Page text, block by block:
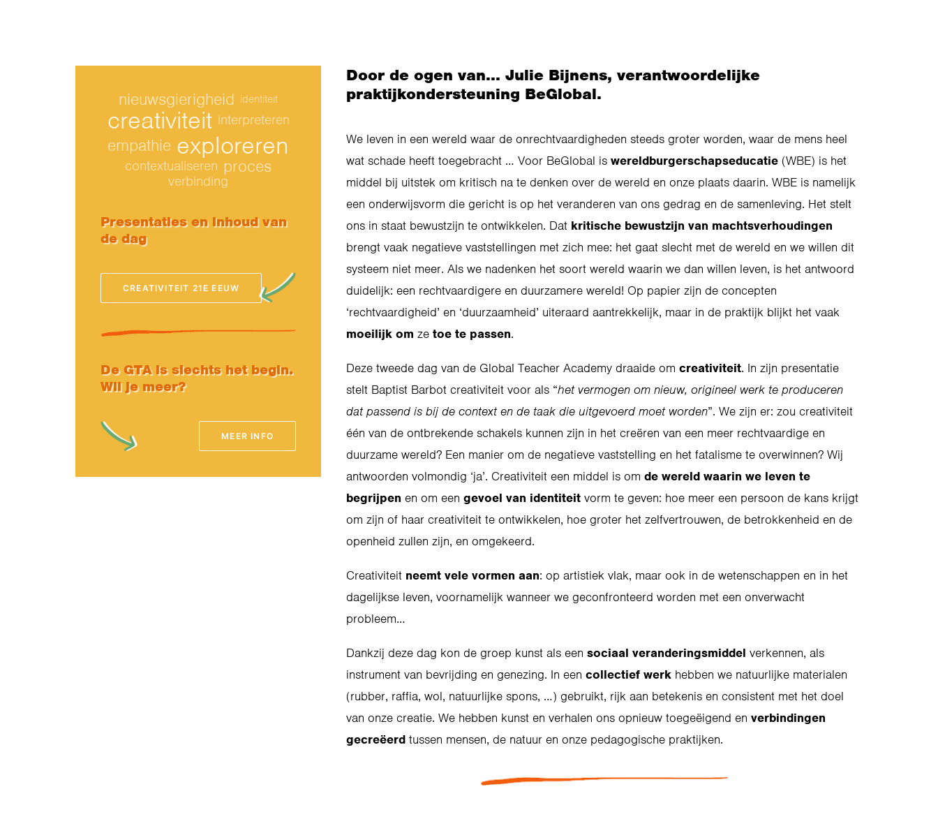
nieuwsgierigheid identiteit
creativiteit interpreteren
empathie exploreren
contextualiseren proces
verbinding
Presentaties en inhoud van
de dag
CREATIVITEIT 21E EEUW
De GTA is slechts het begin.
Wil je meer?
MEER INFO
Door de ogen van... Julie Bijnens, verantwoordelijke
praktijkondersteuning BeGlobal.
We leven in een wereld waar de onrechtvaardigheden steeds groter worden, waar de mens heel
wat schade heeft toegebracht … Voor BeGlobal is wereldburgerschapseducatie (WBE) is het
middel bij uitstek om kritisch na te denken over de wereld en onze plaats daarin. WBE is namelijk
een onderwijsvorm die gericht is op het veranderen van ons gedrag en de samenleving. Het stelt
ons in staat bewustzijn te ontwikkelen. Dat kritische bewustzijn van machtsverhoudingen
brengt vaak negatieve vaststellingen met zich mee: het gaat slecht met de wereld en we willen dit
systeem niet meer. Als we nadenken het soort wereld waarin we dan willen leven, is het antwoord
duidelijk: een rechtvaardigere en duurzamere wereld! Op papier zijn de concepten
‘rechtvaardigheid’ en ‘duurzaamheid’ uiteraard aantrekkelijk, maar in de praktijk blijkt het vaak
moeilijk om ze toe te passen.
Deze tweede dag van de Global Teacher Academy draaide om creativiteit. In zijn presentatie
stelt Baptist Barbot creativiteit voor als “het vermogen om nieuw, origineel werk te produceren
dat passend is bij de context en de taak die uitgevoerd moet worden”. We zijn er: zou creativiteit
één van de ontbrekende schakels kunnen zijn in het creëren van een meer rechtvaardige en
duurzame wereld? Een manier om de negatieve vaststelling en het fatalisme te overwinnen? Wij
antwoorden volmondig ‘ja’. Creativiteit een middel is om de wereld waarin we leven te
begrijpen en om een gevoel van identiteit vorm te geven: hoe meer een persoon de kans krijgt
om zijn of haar creativiteit te ontwikkelen, hoe groter het zelfvertrouwen, de betrokkenheid en de
openheid zullen zijn, en omgekeerd.
Creativiteit neemt vele vormen aan: op artistiek vlak, maar ook in de wetenschappen en in het
dagelijkse leven, voornamelijk wanneer we geconfronteerd worden met een onverwacht
probleem…
Dankzij deze dag kon de groep kunst als een sociaal veranderingsmiddel verkennen, als
instrument van bevrijding en genezing. In een collectief werk hebben we natuurlijke materialen
(rubber, raffia, wol, natuurlijke spons, …) gebruikt, rijk aan betekenis en consistent met het doel
van onze creatie. We hebben kunst en verhalen ons opnieuw toegeëigend en verbindingen
gecreëerd tussen mensen, de natuur en onze pedagogische praktijken.